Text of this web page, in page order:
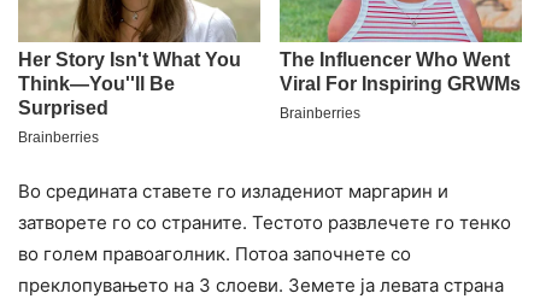
Во средината ставете го изладениот маргарин и
затворете го со страните. Тестото развлечете го тенко
во голем правоаголник. Потоа започнете со
преклопувањето на 3 слоеви. Земете ја левата страна